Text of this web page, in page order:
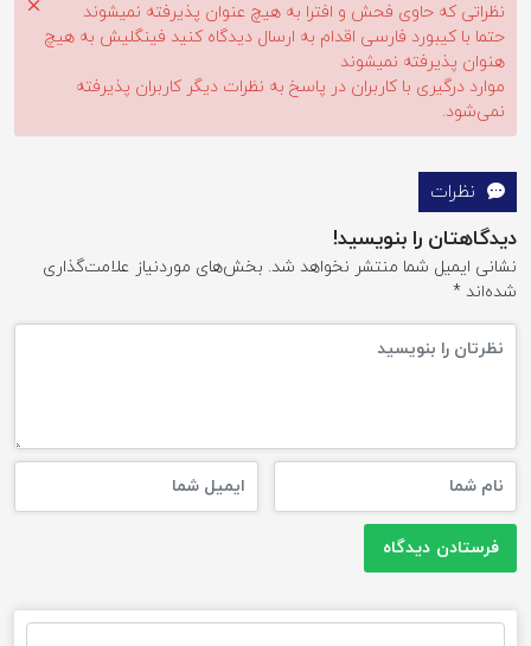
نظراتی که حاوی فحش و افترا به هیچ عنوان پذیرفته نمیشوند
حتما با کیبورد فارسی اقدام به ارسال دیدگاه کنید فینگلیش به هیچ
هنوان پذیرفته نمیشوند
موارد درگیری با کاربران در پاسخ به نظرات دیگر کاربران پذیرفته
نمی‌شود.
نظرات
دیدگاهتان را بنویسید!
نشانی ایمیل شما منتشر نخواهد شد. بخش‌های موردنیاز علامت‌گذاری
شده‌اند *